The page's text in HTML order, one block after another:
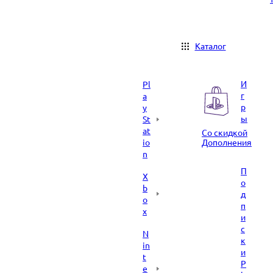
Каталог
Pl
a
y
St
at
io
n
X
b
o
x
N
in
t
e
И
г
р
ы
Со скидкой
Дополнения
П
о
д
п
и
с
к
и
P